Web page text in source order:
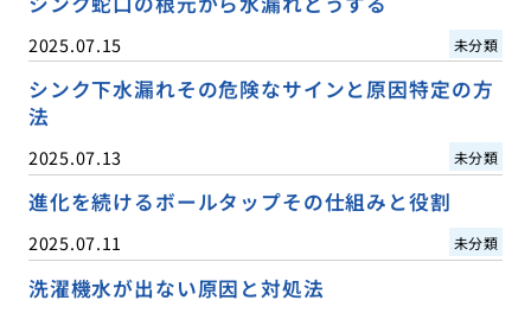
2025.07.15 未分類
シンク下水漏れその危険なサインと原因特定の方
法
2025.07.13 未分類
進化を続けるボールタップその仕組みと役割
2025.07.11 未分類
洗濯機水が出ない原因と対処法